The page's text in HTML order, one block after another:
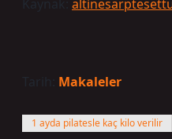
Kaynak:
Tarih: Makaleler
1 ayda pilatesle kaç kilo verilir